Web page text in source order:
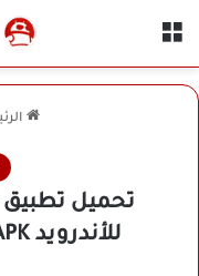
للأندرويد APK أخر إصدار 2026 مجانًا